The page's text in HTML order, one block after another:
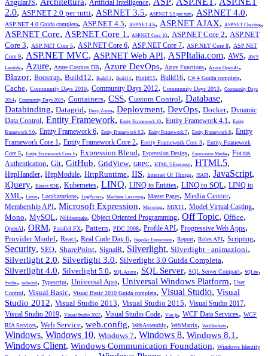
AngularJS Artificial Intelligence
2.0, ASP.NET 2.0 per tutti, ASP.NET 3.5, ASP.NET 3.5 per tutti, ASP.NET 4.0,
ASP.NET 4.0 Guida completa, ASP.NET 4.5, ASP.NET 4.6, ASP.NET AJAX, ASP.NET Charting,
ASP.NET Core, ASP.NET Core 1 , ASP.NET Core 10, ASP.NET Core 2, ASP.NET
Core 3, ASP.NET Core 5, ASP.NET Core 6, ASP.NET Core 7, ASP.NET Core 8, ASP.NET
Core 9, ASP.NET MVC, ASP.NET Web API, ASPItalia.com, AWS, AWS
Lambda, Azure, Azure Cosmos DB, Azure DevOps, Azure Functions, Azure OpenAI,
Blazor, Boostrap, Build12, Build13, Build14, Build15, Build16, C# 4 Guida completa,
Cache, Community Days 2010, Community Days 2012, Community Days 2013, Community Days
2014, Community Days 2015, Containers, CSS, Custom Control, Database,
Databinding, Datagrid, Deep Zoom, Deployment, DevOps, Docker, Dynamic
Data Control, Entity Framework, Entity Framework 10, Entity Framework 4.1, Entity
Framework 5.0, Entity Framework 6, Entity Framework 6.3, Entity Framework 7, Entity Framework 8, Entity
Framework Core 1, Entity Framework Core 2, Entity Framework Core 3, Entity Framework
Core 5, Entity Framework Core 6, Expression Blend, Expression Design, Expression Media, Forms
Authentication, Git, GitHub, GridView, GRPC, HTML 5 Espresso, HTML5,
HttpHandler, HttpModule, HttpRuntime, IIS, Internet Of Things, ISAPI, JavaScript,
jQuery, Kinect SDK, Kubernetes, LINQ, LINQ to Entities, LINQ to SQL, LINQ to
XML, Linux, Localizzazione, LogParser, Machine Learning, Master Pages, Media Center,
Membership API, Microsoft Expression, Mirroring, MIX11 , Model Virtual Casting,
Mono, MySQL, NHibernate, Object Oriented Programming, Off Topic, Office,
OpenAI, ORM, Parallel FX, Pattern, PDC 2008, Profile API, Progressive Web Apps,
Provider Model, React, Real Code Day 6, Regular Expression, Report, Roles API, Scripting,
Security, SEO, SharePoint, SignalR, Silverlight, Silverlight - animazioni,
Silverlight 2.0, Silverlight 3.0, Silverlight 3.0 Guida Completa,
Silverlight 4.0, Silverlight 5.0, SQL Azure, SQL Server, SQL Server Compact, SQLite,
Svelte, tailwind, Typescript, Universal App, Universal Windows Platform, User
Control, Visual Basic, Visual Basic 2010 Guida completa, Visual Studio, Visual
Studio 2012, Visual Studio 2013, Visual Studio 2015, Visual Studio 2017,
Visual Studio 2019, Visual Studio 2022, Visual Studio Code, Vue.js, WCF Data Services, WCF
RIA Services, Web Service, web.config, WebAssembly, WebMatrix, WebSockets,
Windows, Windows 10, Windows 7, Windows 8, Windows 8.1 ,
Windows Client, Windows Communication Foundation, Windows Identity